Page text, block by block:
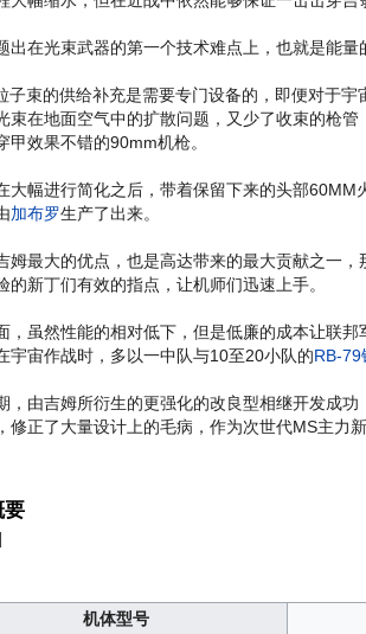
出在光束武器的第一个技术难点上，也就是能量
子束的供给补充是需要专门设备的，即便对于
束在地面空气中的扩散问题，又少了收束的枪
甲效果不错的90mm机枪。
大幅进行简化之后，带着保留下来的头部
加布罗生产了出来。
姆最大的优点，也是高达带来的最大贡献之一
的新丁们有效的指点，让机师们迅速上手。
，虽然性能的相对低下，但是低廉的成本让联
宇宙作战时，多以一中队与10至20小队的RB-79
，由吉姆所衍生的更强化的改良型相继开发成
修正了大量设计上的毛病，作为次世代MS主力
要
机体型号